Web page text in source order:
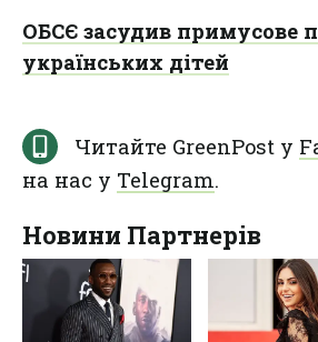
ОБСЄ засудив примусове
українських дітей
Читайте GreenPost у
на нас у Telegram.